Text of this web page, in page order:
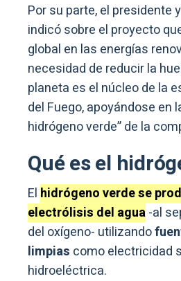
Por su parte, el presidente
indicó sobre el proyecto
global en las energías
necesidad de reducir la
planeta es el núcleo de la
del Fuego, apoyándose en
hidrógeno verde” de la
Qué es el
El hidrógeno verde se
electrólisis del agua-al
del oxígeno- utilizando
limpias como electricidad
hidroeléctrica.